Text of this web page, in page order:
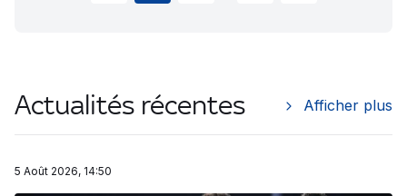
Actualités récentes Afficher plus
5 Août 2026, 14:50